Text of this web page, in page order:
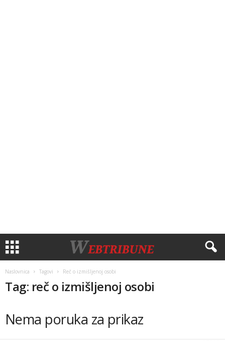
Naslovnica Tagovi Reč o izmišljenoj osobi
Tag: reč o izmišljenoj osobi
Nema poruka za prikaz